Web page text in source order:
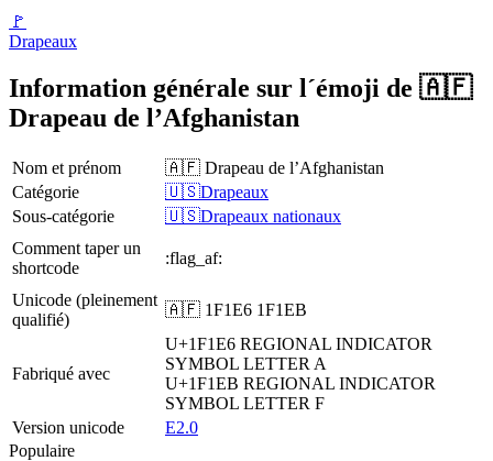
🚩
Drapeaux
Information générale sur l´émoji de 🇦🇫
Drapeau de l’Afghanistan
Nom et prénom
🇦🇫 Drapeau de l’Afghanistan
Catégorie
🇺🇸Drapeaux
Sous-catégorie
🇺🇸Drapeaux nationaux
Comment taper un
shortcode
:flag_af:
Unicode (pleinement
qualifié)
🇦🇫 1F1E6 1F1EB
Fabriqué avec
U+1F1E6 REGIONAL INDICATOR
SYMBOL LETTER A
U+1F1EB REGIONAL INDICATOR
SYMBOL LETTER F
Version unicode
E2.0
Populaire